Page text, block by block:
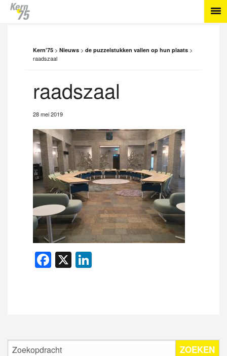
Kern'75 > Nieuws > de puzzelstukken vallen op hun plaats >
raadszaal
raadszaal
28 mei 2019
Facebook
X
ZOEKEN